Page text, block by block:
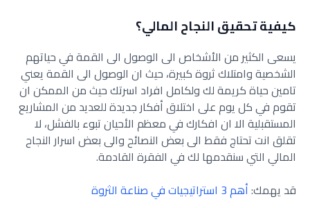
كيفية تحقيق النجاح المالي؟
يسعى الكثير من الأشخاص الى الوصول الى القمة في حياتهم
الشخصية وامتلاك ثروة كبيرة، حيث ان الوصول الى القمة يعني
تامين حياة كريمة لك ولكامل افراد اسرتك حيث من الممكن ان
تقوم في كل يوم على اختلاق أفكار جديدة للعديد من المشاريع
المستقبلية الا ان افكارك في معظم الأحيان تبوء بالفشل، لا
تقلق انت تحتاج فقط الى بعض النصائح والى بعض اسرار النجاح
المالي التي سنقدمها لك في الفقرة القادمة.
قد يهمك:أهم 3 استراتيجيات في صناعة الثروة